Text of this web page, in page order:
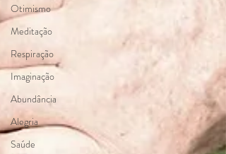
Otimismo
Meditação
Respiração
Imaginação
Abundância
Alegria
Saúde